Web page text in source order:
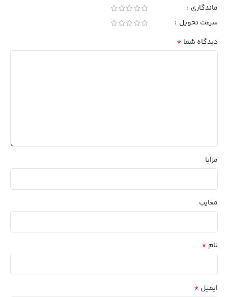
ماندگاری
سرعت تحویل
دیدگاه شما *
مزایا
معایب
نام *
ایمیل *